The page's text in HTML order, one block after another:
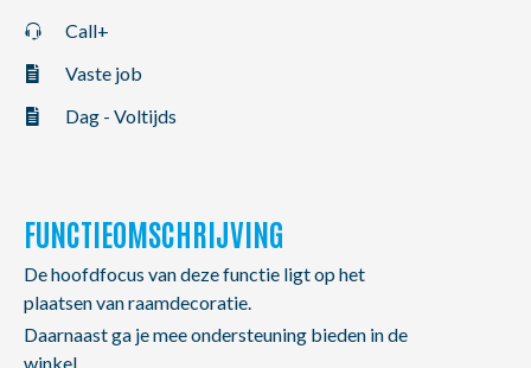
Call+
Vaste job
Dag - Voltijds
FUNCTIEOMSCHRIJVING
De hoofdfocus van deze functie ligt op het
plaatsen van raamdecoratie.
Daarnaast ga je mee ondersteuning bieden in de
winkel.